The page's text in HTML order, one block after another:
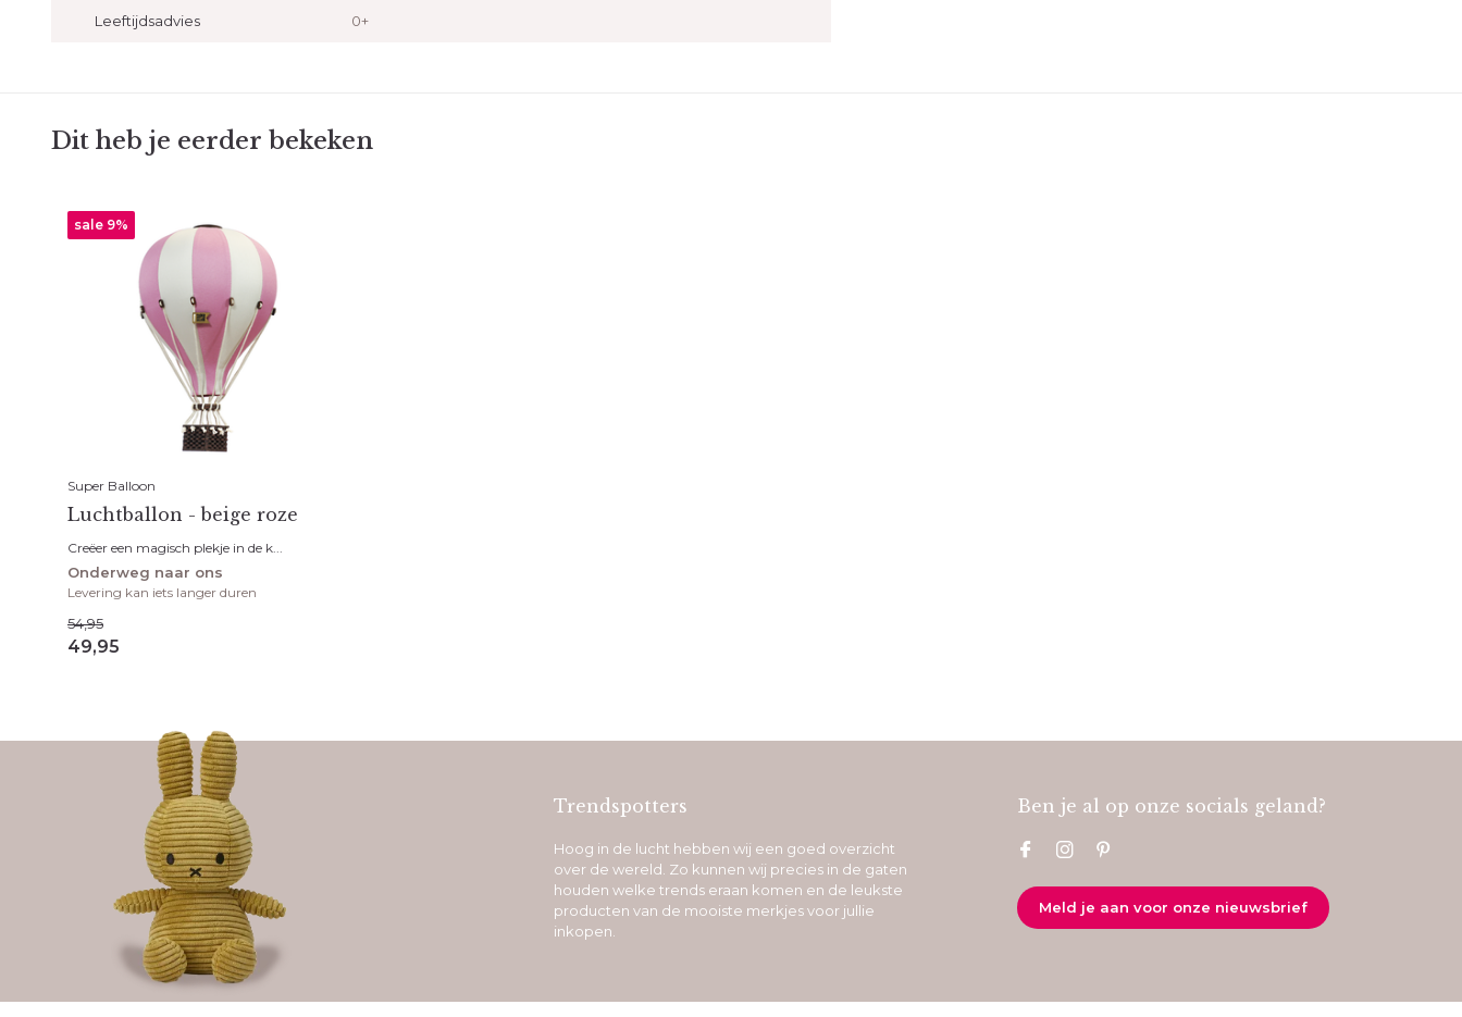
Leeftijdsadvies 0+
Dit heb je eerder bekeken
sale 9%
Super Balloon
Luchtballon - beige roze
Creëer een magisch plekje in de k...
Onderweg naar ons
Levering kan iets langer duren
54,95
49,95
Trendspotters
Hoog in de lucht hebben wij een goed overzicht
over de wereld. Zo kunnen wij precies in de gaten
houden welke trends eraan komen en de leukste
producten van de mooiste merkjes voor jullie
inkopen.
Ben je al op onze socials geland?
Meld je aan voor onze nieuwsbrief